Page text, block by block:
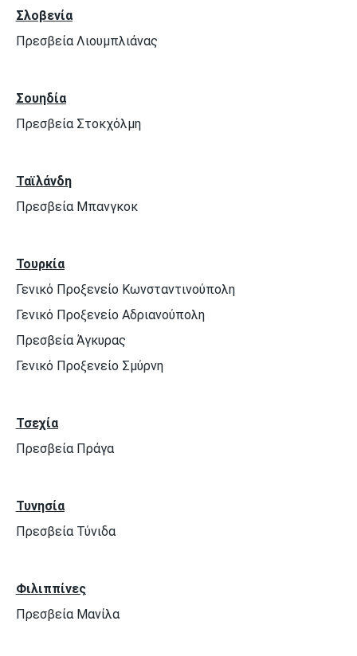
Σλοβενία
Πρεσβεία Λιουμπλιάνας
Σουηδία
Πρεσβεία Στοκχόλμη
Ταϊλάνδη
Πρεσβεία Μπανγκοκ
Τουρκία
Γενικό Προξενείο Κωνσταντινούπολη
Γενικό Προξενείο Αδριανούπολη
Πρεσβεία Άγκυρας
Γενικό Προξενείο Σμύρνη
Τσεχία
Πρεσβεία Πράγα
Τυνησία
Πρεσβεία Τύνιδα
Φιλιππίνες
Πρεσβεία Μανίλα